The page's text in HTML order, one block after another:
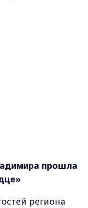
прошла
региона